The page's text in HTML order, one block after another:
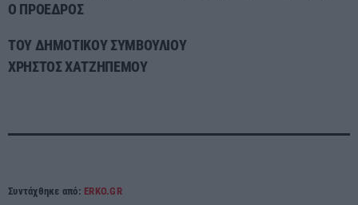
Ο ΠΡΟΕΔΡΟΣ
ΤΟΥ ΔΗΜΟΤΙΚΟΥ ΣΥΜΒΟΥΛΙΟΥ
ΧΡΗΣΤΟΣ ΧΑΤΖΗΠΕΜΟΥ
Συντάχθηκε από: ERKO.GR